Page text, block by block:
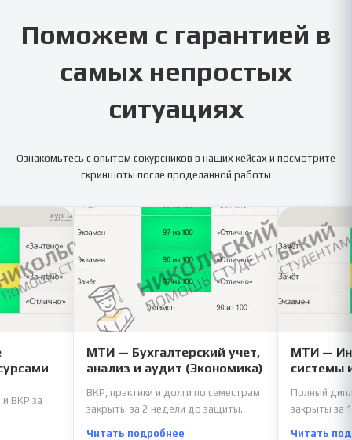
Поможем с гарантией в
самых непростых
ситуациях
Ознакомьтесь с опытом сокурсников в наших кейсах и посмотрите
скриншоты после проделанной работы
и ВКР за
МТИ — Бухгалтерский учет,
анализ и аудит (Экономика)
ВКР, практики и долги по семестрам
закрыты за 2 недели до защиты.
Читать подробнее
МТИ —
системы
Полный
закрыты за
Читать